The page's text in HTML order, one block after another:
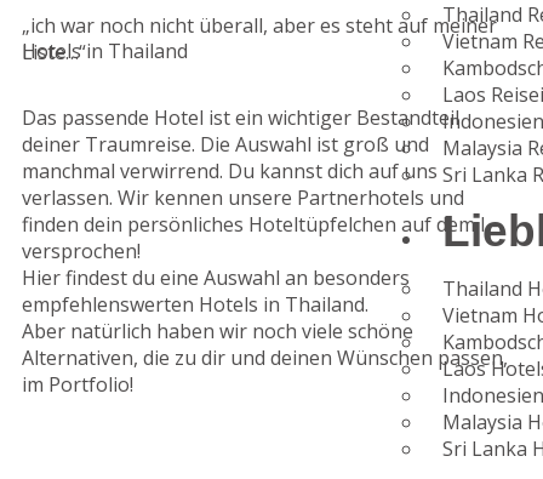
Thailand
Vietnam
Laos
Malaysia
Sri Lanka
Thailand
Vietnam
Laos
Malaysia
Sri Lanka
„ich war noch nicht überall, aber es steht auf meiner
Liste…“
Hotels in Thailand
Das passende Hotel ist ein wichtiger Bestandteil
deiner Traumreise. Die Auswahl ist groß und
manchmal verwirrend. Du kannst dich auf uns
verlassen. Wir kennen unsere Partnerhotels und
finden dein persönliches Hoteltüpfelchen auf dem I –
versprochen!
Hier findest du eine Auswahl an besonders
empfehlenswerten Hotels in Thailand.
Aber natürlich haben wir noch viele schöne
Alternativen, die zu dir und deinen Wünschen passen,
im Portfolio!